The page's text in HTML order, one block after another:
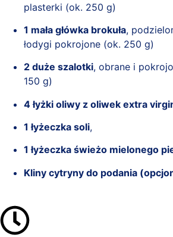
plasterki (ok. 250 g)
1 mała główka brokuła,
łodygi pokrojone (ok. 250 g)
2 duże szalotki, obrane i
150 g)
4 łyżki oliwy z oliwek extra
1 łyżeczka soli,
1 łyżeczka świeżo mielonego
Kliny cytryny do podania